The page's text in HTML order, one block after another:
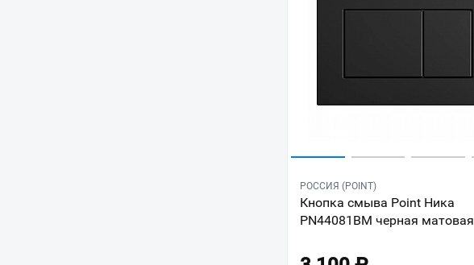
РОССИЯ (POINT)
Кнопка смыва Point Ника
PN44081BM черная матовая